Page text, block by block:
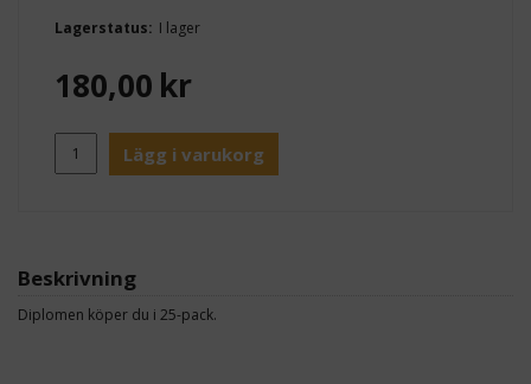
Lagerstatus: I lager
180,00 kr
Lägg i varukorg
Beskrivning
Diplomen köper du i 25-pack.